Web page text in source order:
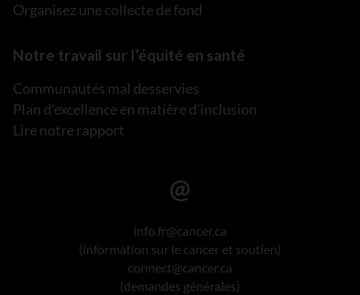
Organisez une collecte de fond
Notre travail sur l’équité en santé
Communautés mal desservies
Plan d’excellence en matière d’inclusion
Lire notre rapport
info.fr@cancer.ca
(information sur le cancer et soutien)
connect@cancer.ca
(demandes générales)